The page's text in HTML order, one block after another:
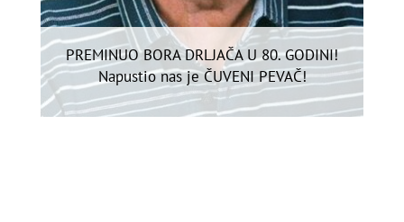
PREMINUO BORA DRLJAČA U 80. GODINI!
Napustio nas je ČUVENI PEVAČ!